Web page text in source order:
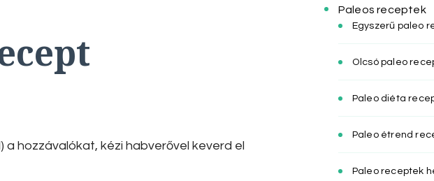
a hozzávalókat, kézi habverővel keverd el
Paleos receptek
Egyszerű paleo
Olcsó paleo
Paleo diéta
Paleo étrend
Paleo receptek